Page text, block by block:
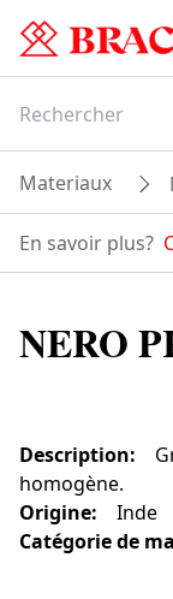
Materiaux
En savoir plus?
NERO
Description:
homogène.
Origine:
Inde
Catégorie de